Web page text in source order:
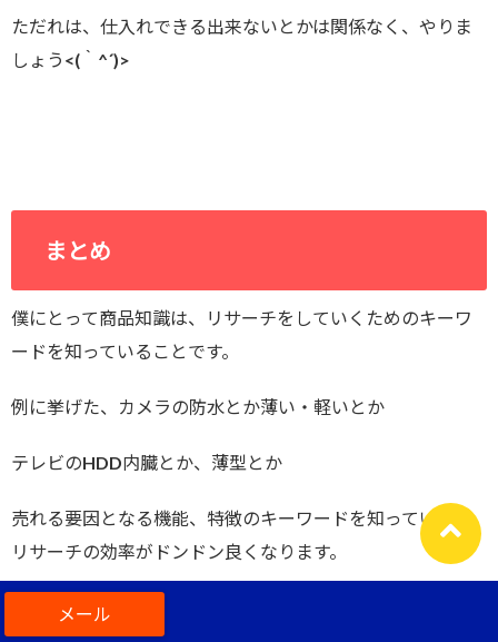
ただれは、仕入れできる出来ないとかは関係なく、やりま
しょう<(｀^´)>
まとめ
僕にとって商品知識は、リサーチをしていくためのキーワ
ードを知っていることです。
例に挙げた、カメラの防水とか薄い・軽いとか
テレビのHDD内臓とか、薄型とか
売れる要因となる機能、特徴のキーワードを知っていくと
リサーチの効率がドンドン良くなります。